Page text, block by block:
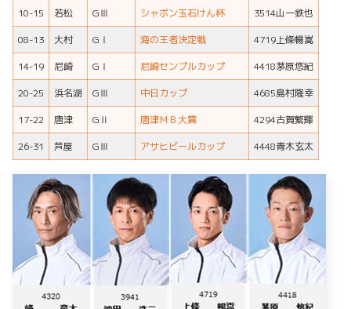
10-15
若松 GⅢ シャボン玉石けん杯
3514山一鉄也
08-13
大村 GⅠ 海の王者決定戦
4719上條暢嵩
14-19
尼崎 GⅠ 尼崎センプルカップ
4418茅原悠紀
20-25
浜名湖 GⅢ 中日カップ
4685島村隆幸
17-22
唐津 GⅡ 唐津ＭＢ大賞
4294古賀繁輝
26-31
芦屋 GⅢ アサヒビールカップ 4448青木玄太